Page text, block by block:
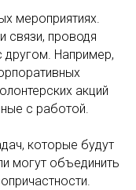
мероприятиях.
связи, проводя
другом. Например,
акций
с работой.
которые будут
могут объединить